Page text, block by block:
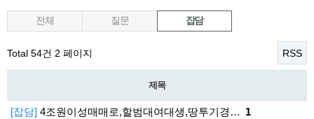
전체 질문 잡담
Total 54건 2 페이지 RSS
제목
[잡담] 4조원이성매매로,할범대여대생,땅투기경… 1